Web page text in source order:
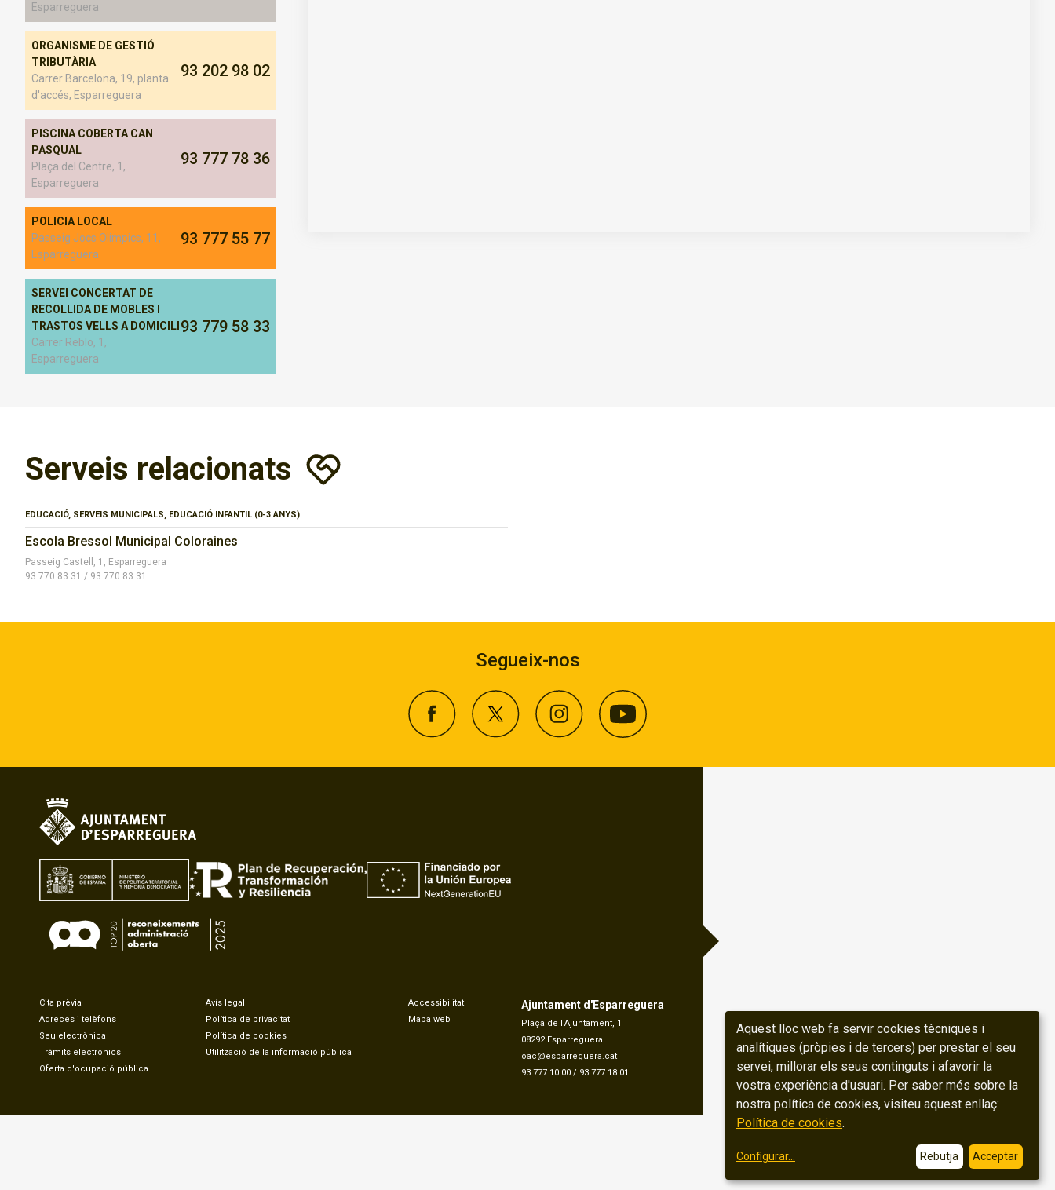
Esparreguera
ORGANISME DE GESTIÓ
TRIBUTÀRIA
Carrer Barcelona, 19, planta
d'accés, Esparreguera
93 202 98 02
PISCINA COBERTA CAN
PASQUAL
Plaça del Centre, 1,
Esparreguera
93 777 78 36
POLICIA LOCAL
Passeig Jocs Olimpics, 11,
Esparreguera
93 777 55 77
SERVEI CONCERTAT DE
RECOLLIDA DE MOBLES I
TRASTOS VELLS A DOMICILI
Carrer Reblo, 1,
Esparreguera
93 779 58 33
Serveis relacionats
EDUCACIÓ, SERVEIS MUNICIPALS, EDUCACIÓ INFANTIL (0-3 ANYS)
Escola Bressol Municipal Coloraines
Passeig Castell, 1, Esparreguera
93 770 83 31 / 93 770 83 31
Segueix-nos
Cita prèvia
Adreces i telèfons
Seu electrònica
Tràmits electrònics
Oferta d'ocupació pública
Avís legal
Política de privacitat
Política de cookies
Utilització de la informació pública
Accessibilitat
Mapa web
Ajuntament d'Esparreguera
Plaça de l'Ajuntament, 1
08292 Esparreguera
oac@esparreguera.cat
93 777 10 00/ 93 777 18 01
Aquest lloc web fa servir cookies tècniques i
analítiques (pròpies i de tercers) per prestar el seu
servei, millorar els seus continguts i afavorir la
vostra experiència d'usuari. Per saber més sobre la
nostra política de cookies, visiteu aquest enllaç:
Política de cookies.
Configurar... Rebutja Acceptar